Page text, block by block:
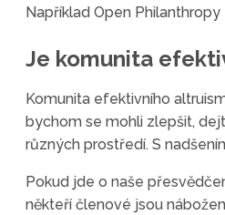
Například Open
Je komunita
Komunita efektivního
bychom se mohli zlepšit,
různých prostředí. S
Pokud jde o naše
někteří členové jsou